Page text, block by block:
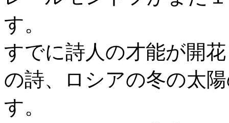
す。
すでに詩人の才能が開
の詩、ロシアの冬の太
す。